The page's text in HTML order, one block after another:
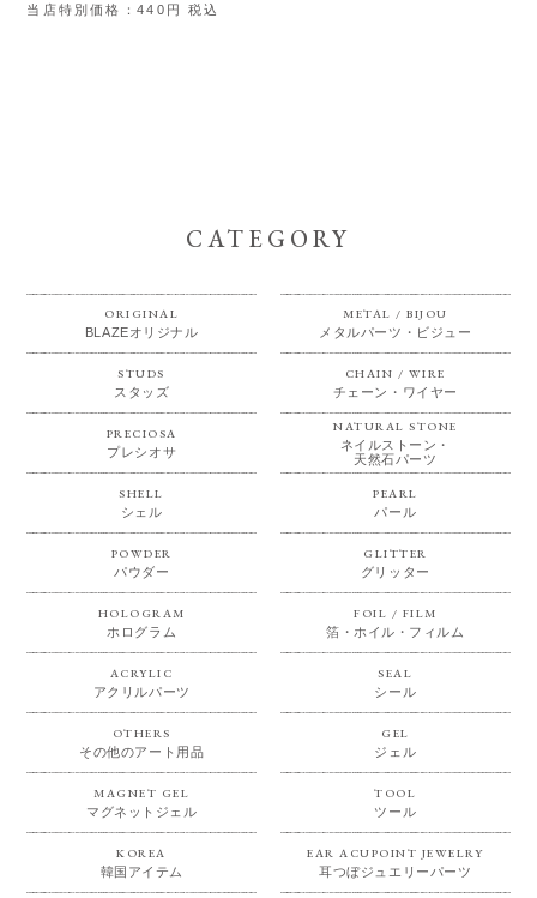
当店特別価格
440 税込
CATEGORY
ORIGINAL
BLAZEオリジナル
METAL / BIJOU
メタルパーツ・ビジュー
STUDS
スタッズ
CHAIN / WIRE
チェーン・ワイヤー
PRECIOSA
プレシオサ
NATURAL STONE
ネイルストーン・
天然石パーツ
SHELL
シェル
PEARL
パール
POWDER
パウダー
GLITTER
グリッター
HOLOGRAM
ホログラム
FOIL / FILM
箔・ホイル・フィルム
ACRYLIC
アクリルパーツ
SEAL
シール
OTHERS
その他のアート用品
GEL
ジェル
MAGNET GEL
マグネットジェル
TOOL
ツール
KOREA
韓国アイテム
EAR ACUPOINT JEWELRY
耳つぼジュエリーパーツ